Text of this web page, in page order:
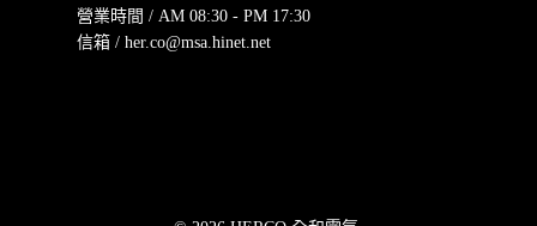
營業時間 / AM 08:30 - PM 17:30
信箱 / her.co@msa.hinet.net